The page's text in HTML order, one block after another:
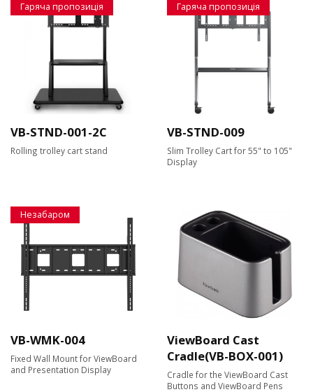
Гаряча пропозиція
VB-STND-001-2C
Rolling trolley cart stand
Гаряча пропозиція
VB-STND-009
Slim Trolley Cart for 55" to 105"
Display
Незабаром
VB-WMK-004
Fixed Wall Mount for ViewBoard
and Presentation Display
ViewBoard Cast
Cradle(VB-BOX-001)
Cradle for the ViewBoard Cast
Buttons and ViewBoard Pens